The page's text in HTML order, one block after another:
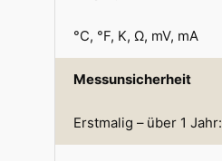
°C, °F, K, Ω, mV, mA
Messunsicherheit
Erstmalig – über 1 Jahr: